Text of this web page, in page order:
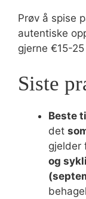
Prøv å spise
autentiske
gjerne €15-
Siste
Beste
det
gjelder
og